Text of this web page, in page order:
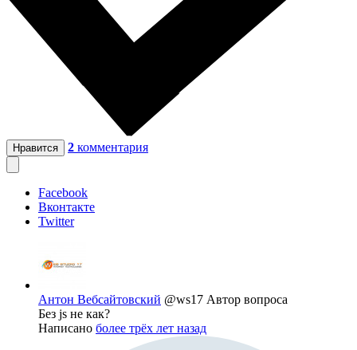
Нравится 2 комментария
Facebook
Вконтакте
Twitter
Антон Вебсайтовский @ws17 Автор вопроса
Без js не как?
Написано более трёх лет назад